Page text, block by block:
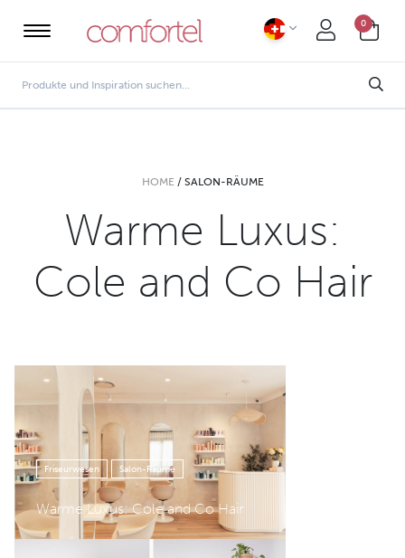
0
HOME/ SALON-RÄUME
Warme Luxus:
Cole and Co Hair
Friseurwesen Salon-Räume
Warme Luxus: Cole and Co Hair